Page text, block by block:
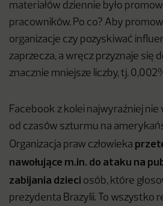
materiałów dziennie było
pracowników. Po co? Aby
organizacje czy pozyskiwać
zaprzecza, a wręcz przyznaje się
znacznie mniejsze liczby, tj.
Facebook z kolei najwyraźniej nie
od czasów szturmu na
Organizacja praw człowieka
nawołujące m.in. do ataku na
zabijania dzieci osób, które
prezydenta Brazylii. To wszystko